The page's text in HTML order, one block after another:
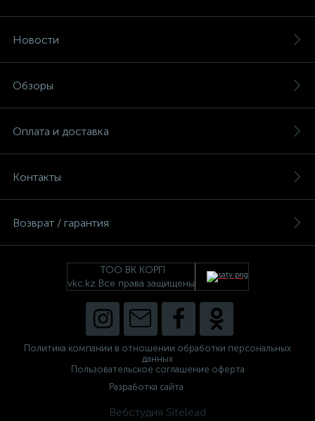
Новости
Обзоры
Оплата и доставка
Контакты
Возврат / гарантия
ТОО ВК КОРП
vkc.kz Все права защищены
Политика компании в отношении обработки персональных
данных
Пользовательское соглашение оферта
Разработка сайта
Вебстудия Sitelead